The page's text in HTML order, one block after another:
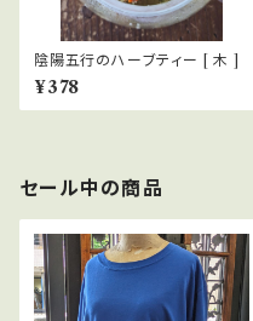
陰陽五行のハーブティー [ 木 ]
¥378
セール中の商品